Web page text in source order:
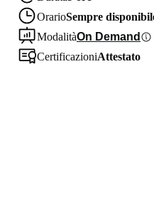
OrarioSempre
ModalitàOn Demand
CertificazioniAttestato